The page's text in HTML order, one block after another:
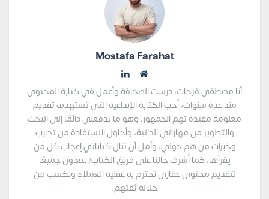
Mostafa Farahat
أنا مصطفى فرحات، درست الصحافة وأعمل في كتابة المحتوى
منذ عدة سنوات، أحب الكتابة الإبداعية التي تستهدف تقديم
معلومة مفيدة تهم الجمهور، وهو ما يدفعني دائمًا إلى البحث
والتطوير من مهاراتي الذاتية، وأحاول الاستفادة من تجارب
وخبرات من هم حولي، وآمل أن تنال كتاباتي إعجاب كل من
يقرأها، كما أُشرف حاليًا على فريق الكتاب؛ نتعاون جميعًا
لتقديم محتوى عقاري نحترم به عقلية العملاء ونكسب من
خلاله ثقتهم.